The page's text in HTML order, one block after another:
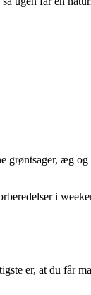
grøntsager, æg
i
er, at du får